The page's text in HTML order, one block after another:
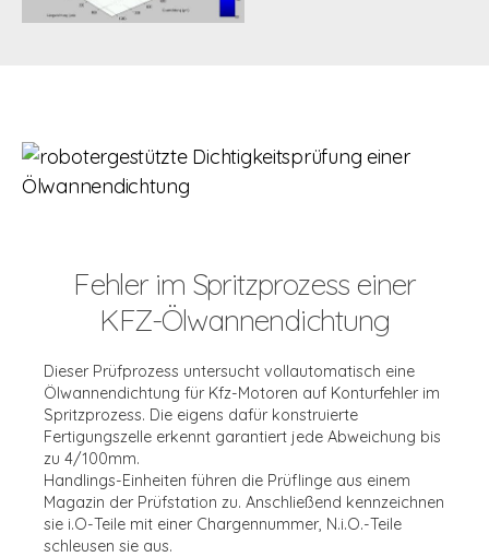
Fehler im Spritzprozess einer
KFZ-Ölwannendichtung
Dieser Prüfprozess untersucht vollautomatisch eine
Ölwannendichtung für Kfz-Motoren auf Konturfehler im
Spritzprozess. Die eigens dafür konstruierte
Fertigungszelle erkennt garantiert jede Abweichung bis
zu 4/100mm.
Handlings-Einheiten führen die Prüflinge aus einem
Magazin der Prüfstation zu. Anschließend kennzeichnen
sie i.O-Teile mit einer Chargennummer, N.i.O.-Teile
schleusen sie aus.